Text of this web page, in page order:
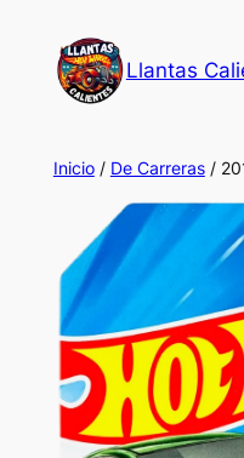
contenido
Llantas
Inicio/ De Carreras/